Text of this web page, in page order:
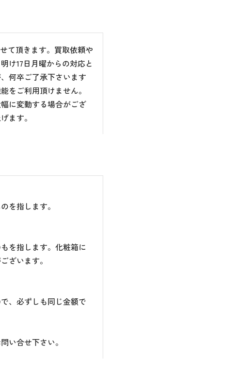
て頂きます。買取依頼や
け17日月曜からの対応と
何卒ご了承下さいます
をご利用頂けません。
に変動する場合がござ
ます。
を指します。
を指します。化粧箱に
ざいます。
、必ずしも同じ金額で
い合せ下さい。